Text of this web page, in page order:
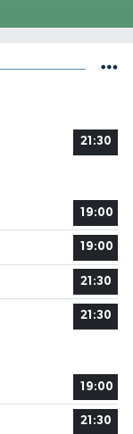
21:30
19:00
19:00
21:30
21:30
19:00
21:30